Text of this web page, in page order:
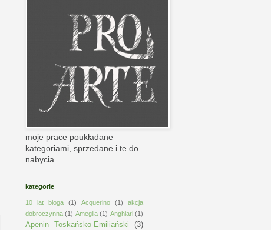
moje prace poukładane
kategoriami, sprzedane i te do
nabycia
kategorie
10 lat bloga (1) Acquerino (1)
akcja
dobroczynna (1) Ameglia (1) Anghiari (1)
Apenin Toskańsko-Emiliański
(3)